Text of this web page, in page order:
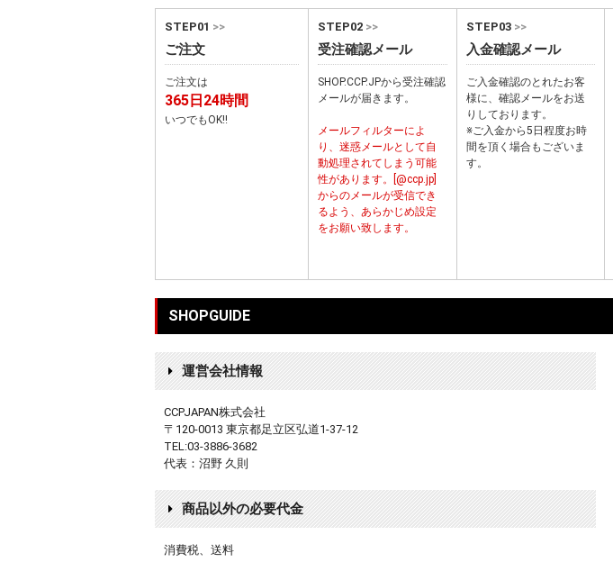
STEP01 >>
ご注文
ご注文は
365日24時間
いつでもOK!!
STEP02 >>
受注確認メール
SHOP.CCP.JPから受注確認
メールが届きます。
メールフィルターによ
り、迷惑メールとして自
動処理されてしまう可能
性があります。[@ccp.jp]
からのメールが受信でき
るよう、あらかじめ設定
をお願い致します。
STEP03 >>
入金確認メール
ご入金確認のとれたお客
様に、確認メールをお送
りしております。
※ご入金から5日程度お時
間を頂く場合もございま
す。
SHOPGUIDE
運営会社情報
CCPJAPAN株式会社
〒120-0013 東京都足立区弘道1-37-12
TEL:03-3886-3682
代表：沼野 久則
商品以外の必要代金
消費税、送料